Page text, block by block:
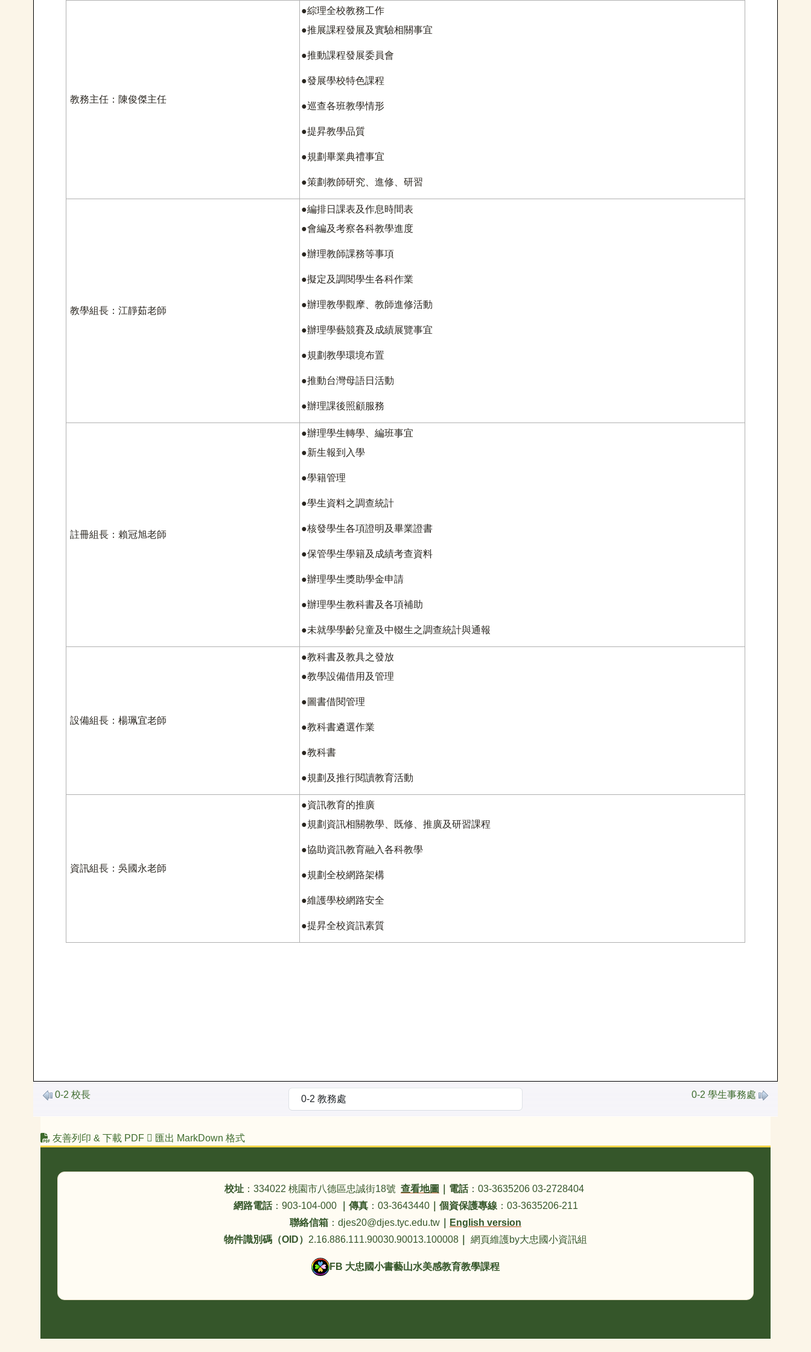
教務主任：陳俊傑主任
●綜理全校教務工作
●推展課程發展及實驗相關事宜
●推動課程發展委員會
●發展學校特色課程
●巡查各班教學情形
●提昇教學品質
●規劃畢業典禮事宜
●策劃教師研究、進修、研習
教學組長：江靜茹老師
●編排日課表及作息時間表
●會編及考察各科教學進度
●辦理教師課務等事項
●擬定及調閱學生各科作業
●辦理教學觀摩、教師進修活動
●辦理學藝競賽及成績展覽事宜
●規劃教學環境布置
●推動台灣母語日活動
●辦理課後照顧服務
註冊組長：賴冠旭老師
●辦理學生轉學、編班事宜
●新生報到入學
●學籍管理
●學生資料之調查統計
●核發學生各項證明及畢業證書
●保管學生學籍及成績考查資料
●辦理學生獎助學金申請
●辦理學生教科書及各項補助
●未就學學齡兒童及中輟生之調查統計與通報
設備組長：楊珮宜老師
●教科書及教具之發放
●教學設備借用及管理
●圖書借閱管理
●教科書遴選作業
●教科書
●規劃及推行閱讀教育活動
資訊組長：吳國永老師
●資訊教育的推廣
●規劃資訊相關教學、既修、推廣及研習課程
●協助資訊教育融入各科教學
●規劃全校網路架構
●維護學校網路安全
●提昇全校資訊素質
0-2 校長 0-2 學生事務處
友善列印 & 下載 PDF 匯出 MarkDown 格式
校址 ：334022 桃園市八德區忠誠街18號 查看地圖 電話：03-3635206 03-2728404
網路電話：903-104-000 傳真：03-3643440｜ 個資保護專線：03-3635206-211
聯絡信箱 ：djes20@djes.tyc.edu.tw
English version
物件識別碼（OID） 2.16.886.111.90030.90013.100008 網頁維護by大忠國小資訊組
FB 大忠國小書藝山水美感教育教學課程